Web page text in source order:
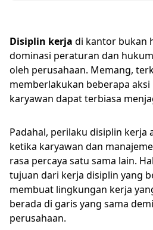
Disiplin kerja di kantor bukan
dominasi peraturan dan
oleh perusahaan. Memang,
memberlakukan beberapa
karyawan dapat terbiasa
Padahal, perilaku disiplin kerja
ketika karyawan dan
rasa percaya satu sama lain.
tujuan dari kerja disiplin yang
membuat lingkungan kerja
berada di garis yang sama
perusahaan.